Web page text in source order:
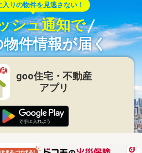
入りの物件を見逃さない！
シュ通知で
件情報が届く
goo住宅・不動産
アプリ